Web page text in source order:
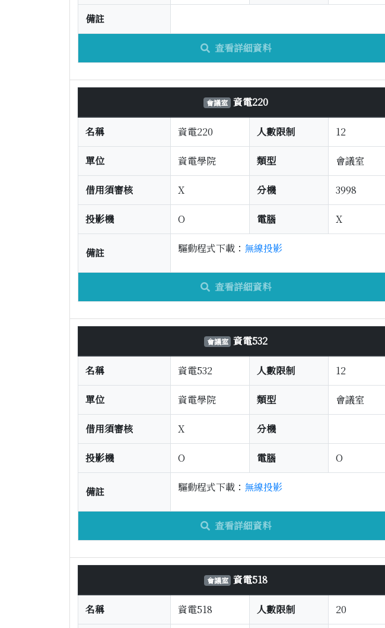
備註
查看詳細資料
會議室 資電220
名稱 資電220 人數限制 12
單位 資電學院 類型 會議室
借用須審核 X 分機 3998
投影機 O 電腦 X
備註 驅動程式下載： 無線投影
查看詳細資料
會議室 資電532
名稱 資電532 人數限制 12
單位 資電學院 類型 會議室
借用須審核 X 分機
投影機 O 電腦 O
備註 驅動程式下載： 無線投影
查看詳細資料
會議室 資電518
名稱 資電518 人數限制 20